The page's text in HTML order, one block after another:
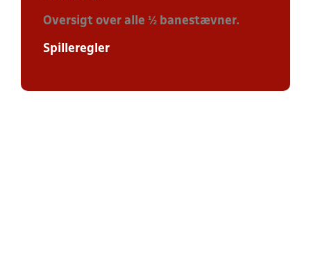
Oversigt over alle ½ banestævner.
Spilleregler